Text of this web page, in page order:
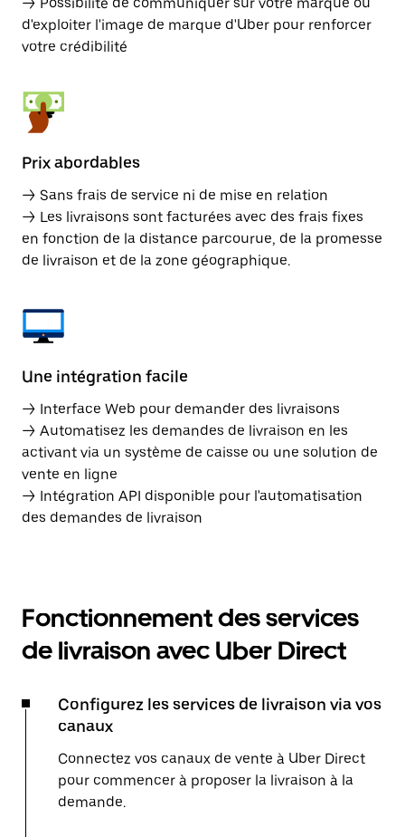
d'exploiter l'image de marque d'Uber pour renforcer
votre crédibilité
Prix abordables
→ Sans frais de service ni de mise en relation
→ Les livraisons sont facturées avec des frais fixes
en fonction de la distance parcourue, de la promesse
de livraison et de la zone géographique.
Une intégration facile
→ Interface Web pour demander des livraisons
→ Automatisez les demandes de livraison en les
activant via un système de caisse ou une solution de
vente en ligne
→ Intégration API disponible pour l'automatisation
des demandes de livraison
Fonctionnement des services
de livraison avec Uber Direct
Configurez les services de livraison via vos
canaux
Connectez vos canaux de vente à Uber Direct
pour commencer à proposer la livraison à la
demande.